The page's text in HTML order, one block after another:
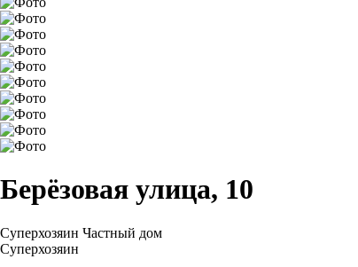
Берёзовая улица, 10
Суперхозяин Частный дом
Суперхозяин